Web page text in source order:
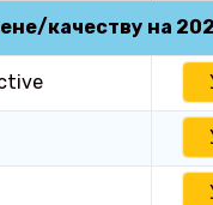
качеству на